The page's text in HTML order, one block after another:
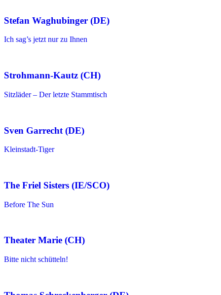
Stefan Waghubinger (DE)
Ich sag’s jetzt nur zu Ihnen
Strohmann-Kautz (CH)
Sitzläder – Der letzte Stammtisch
Sven Garrecht (DE)
Kleinstadt-Tiger
The Friel Sisters (IE/SCO)
Before The Sun
Theater Marie (CH)
Bitte nicht schütteln!